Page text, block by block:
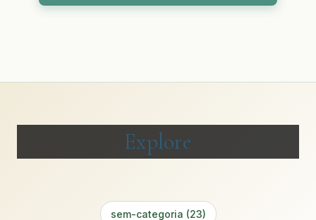
Explore
sem-categoria (23)